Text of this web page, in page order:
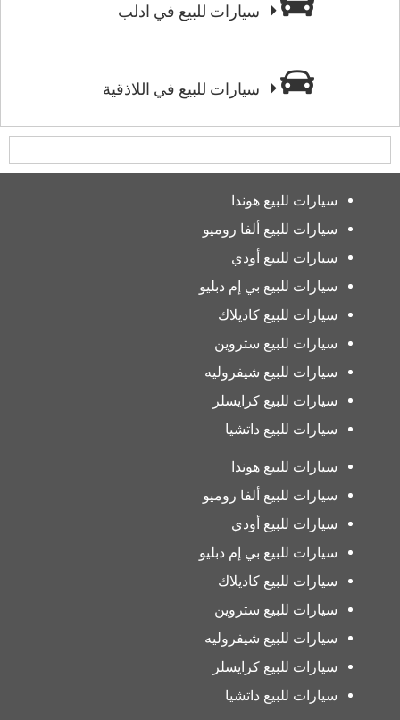
سيارات للبيع في ادلب
سيارات للبيع في اللاذقية
سيارات للبيع هوندا
سيارات للبيع ألفا روميو
سيارات للبيع أودي
سيارات للبيع بي إم دبليو
سيارات للبيع كاديلاك
سيارات للبيع ستروين
سيارات للبيع شيفروليه
سيارات للبيع كرايسلر
سيارات للبيع داتشيا
سيارات للبيع هوندا
سيارات للبيع ألفا روميو
سيارات للبيع أودي
سيارات للبيع بي إم دبليو
سيارات للبيع كاديلاك
سيارات للبيع ستروين
سيارات للبيع شيفروليه
سيارات للبيع كرايسلر
سيارات للبيع داتشيا